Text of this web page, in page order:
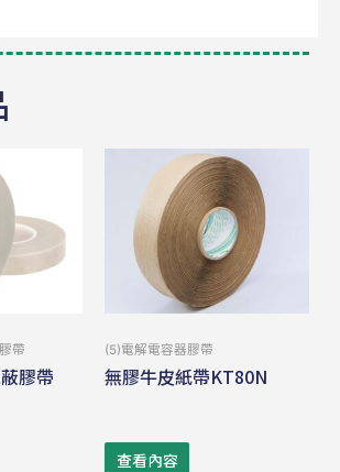
帶
膠帶
(5)電解電容器膠帶
無膠牛皮紙帶KT80N
查看內容